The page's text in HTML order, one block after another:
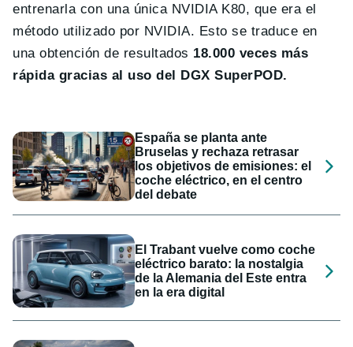
entrenarla con una única NVIDIA K80, que era el
método utilizado por NVIDIA. Esto se traduce en
una obtención de resultados 18.000 veces más
rápida gracias al uso del DGX SuperPOD.
España se planta ante
Bruselas y rechaza retrasar
los objetivos de emisiones: el
coche eléctrico, en el centro
del debate
El Trabant vuelve como coche
eléctrico barato: la nostalgia
de la Alemania del Este entra
en la era digital